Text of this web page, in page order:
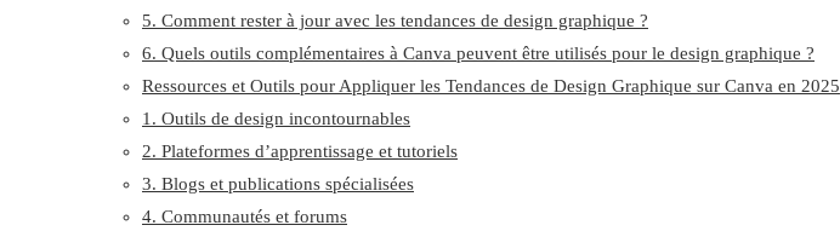
5. Comment rester à jour avec les tendances de design graphique ?
6. Quels outils complémentaires à Canva peuvent être utilisés pour le design graphique ?
Ressources et Outils pour Appliquer les Tendances de Design Graphique sur Canva en 2025
1. Outils de design incontournables
2. Plateformes d’apprentissage et tutoriels
3. Blogs et publications spécialisées
4. Communautés et forums